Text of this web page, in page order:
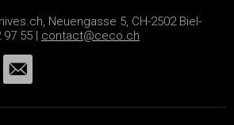
Neuengasse 5, CH-2502 Biel-
55 | contact@ceco.ch